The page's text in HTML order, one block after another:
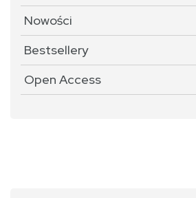
Nowości
Bestsellery
Open Access